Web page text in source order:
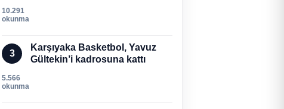
10.291
okunma
3
Karşıyaka Basketbol, Yavuz
Gültekin’i kadrosuna kattı
5.566
okunma